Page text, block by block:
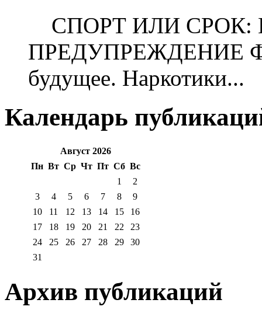
СПОРТ ИЛИ СРОК:
ПРЕДУПРЕЖДЕНИЕ
будущее. Наркотики...
Календарь
Август 2026
Пн Вт Ср Чт Пт Сб Вс
1
2
3
4 5 6 7 8
9
10
11 12 13 14 15
16
17
18 19 20 21 22
23
24
25 26 27 28 29
30
31
Архив публикаций